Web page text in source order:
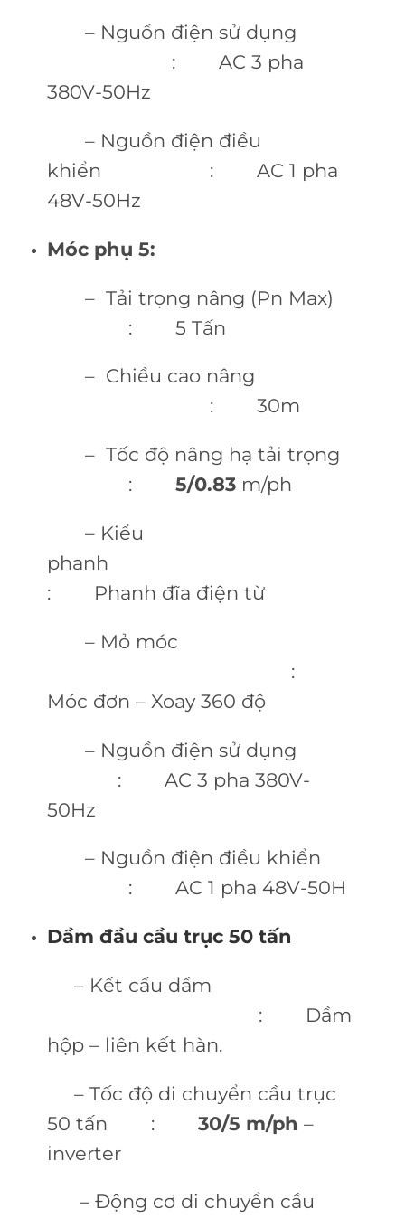
– Nguồn điện sử dụng
: AC 3 pha
380V-50Hz
– Nguồn điện điều
khiển : AC 1 pha
48V-50Hz
Móc phụ 5:
– Tải trọng nâng (Pn Max)
: 5 Tấn
– Chiều cao nâng
: 30m
– Tốc độ nâng hạ tải trọng
: 5/0.83m/ph
– Kiểu
phanh
: Phanh đĩa điện từ
– Mỏ móc
:
Móc đơn – Xoay 360 độ
– Nguồn điện sử dụng
: AC 3 pha 380V-
50Hz
– Nguồn điện điều khiển
: AC 1 pha 48V-50H
Dầm đầu cầu trục 50 tấn
– Kết cấu dầm
: Dầm
hộp – liên kết hàn.
– Tốc độ di chuyển cầu trục
50 tấn : 30/5 m/ph –
inverter
– Động cơ di chuyển cầu